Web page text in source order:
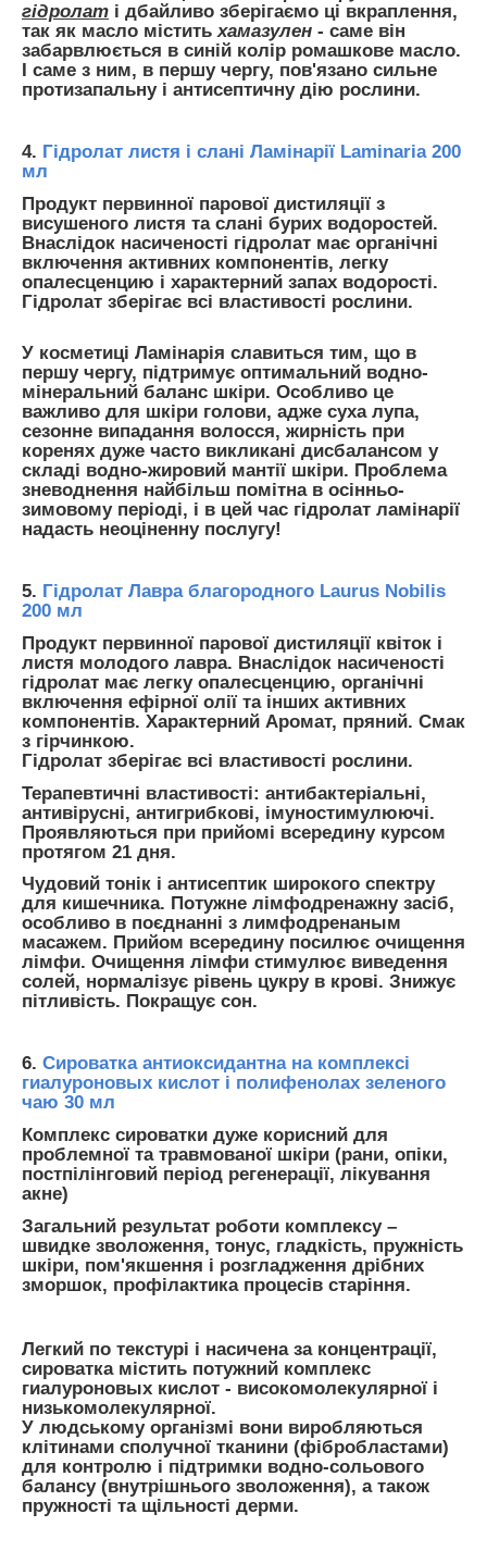
гідролат і дбайливо зберігаємо ці вкраплення,
так як масло міститьхамазулен - саме він
забарвлюється в синій колір ромашкове масло.
І саме з ним, в першу чергу, пов'язано сильне
протизапальну і антисептичну дію рослини.
4. Гідролат листя і слані Ламінарії Laminaria 200
мл
Продукт первинної парової дистиляції з
висушеного листя та слані бурих водоростей.
Внаслідок насиченості гідролат має органічні
включення активних компонентів, легку
опалесценцию і характерний запах водорості.
Гідролат зберігає всі властивості рослини.
У косметиці Ламінарія славиться тим, що в
першу чергу, підтримує оптимальний водно-
мінеральний баланс шкіри. Особливо це
важливо для шкіри голови, адже суха лупа,
сезонне випадання волосся, жирність при
коренях дуже часто викликані дисбалансом у
складі водно-жировий мантії шкіри. Проблема
зневоднення найбільш помітна в осінньо-
зимовому періоді, і в цей час гідролат ламінарії
надасть неоціненну послугу!
5. Гідролат Лавра благородного Laurus Nobilis
200 мл
Продукт первинної парової дистиляції квіток і
листя молодого лавра. Внаслідок насиченості
гідролат має легку опалесценцию, органічні
включення ефірної олії та інших активних
компонентів. Характерний Аромат, пряний. Смак
з гірчинкою.
Гідролат зберігає всі властивості рослини.
Терапевтичні властивості: антибактеріальні,
антивірусні, антигрибкові, імуностимулюючі.
Проявляються при прийомі всередину курсом
протягом 21 дня.
Чудовий тонік і антисептик широкого спектру
для кишечника. Потужне лімфодренажну засіб,
особливо в поєднанні з лимфодренаным
масажем. Прийом всередину посилює очищення
лімфи. Очищення лімфи стимулює виведення
солей, нормалізує рівень цукру в крові. Знижує
пітливість. Покращує сон.
6. Сироватка антиоксидантна на комплексі
гиалуроновых кислот і полифенолах зеленого
чаю 30 мл
Комплекс сироватки дуже корисний для
проблемної та травмованої шкіри (рани, опіки,
постпілінговий період регенерації, лікування
акне)
Загальний результат роботи комплексу –
швидке зволоження, тонус, гладкість, пружність
шкіри, пом'якшення і розгладження дрібних
зморшок, профілактика процесів старіння.
Легкий по текстурі і насичена за концентрації,
сироватка містить потужний комплекс
гиалуроновых кислот - високомолекулярної і
низькомолекулярної.
У людському організмі вони виробляються
клітинами сполучної тканини (фібробластами)
для контролю і підтримки водно-сольового
балансу (внутрішнього зволоження), а також
пружності та щільності дерми.